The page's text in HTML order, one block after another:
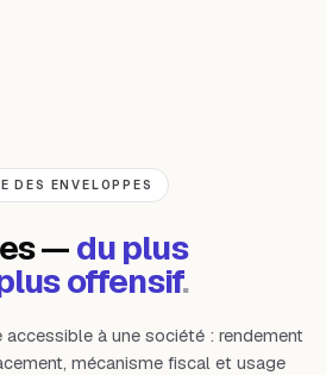
DES ENVELOPPES
—du plus
offensif.
à une société : rendement
mécanisme fiscal et usage